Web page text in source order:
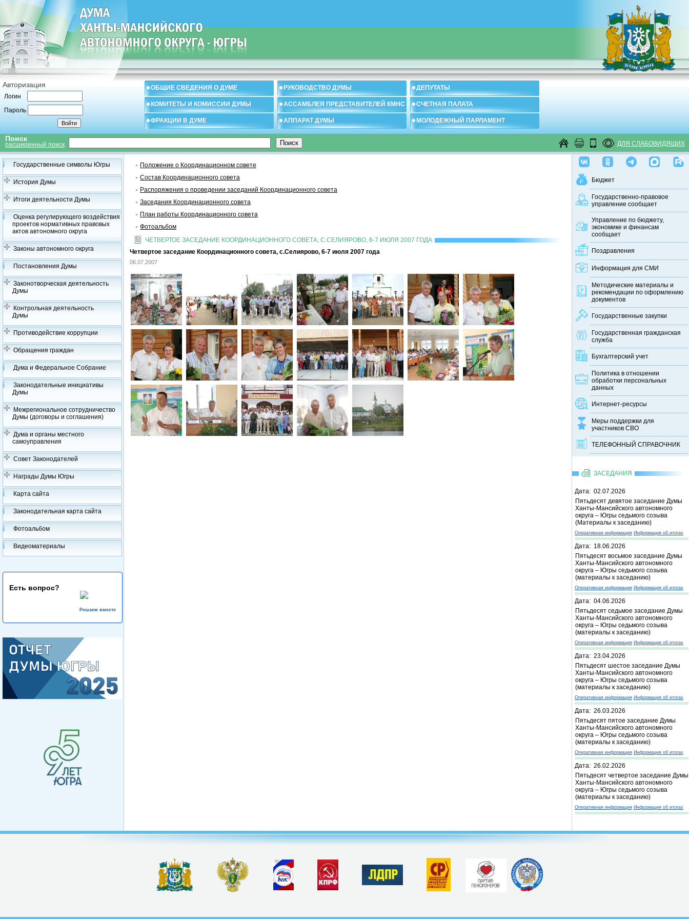
Авторизация
Логин
Пароль
ОБЩИЕ СВЕДЕНИЯ О ДУМЕ РУКОВОДСТВО ДУМЫ ДЕПУТАТЫ
КОМИТЕТЫ И КОМИССИИ ДУМЫ АССАМБЛЕЯ ПРЕДСТАВИТЕЛЕЙ КМНС СЧЕТНАЯ ПАЛАТА
ФРАКЦИИ В ДУМЕ АППАРАТ ДУМЫ МОЛОДЕЖНЫЙ ПАРЛАМЕНТ
Поиск
расширенный поиск ДЛЯ СЛАБОВИДЯЩИХ
Государственные символы Югры
История Думы
Итоги деятельности Думы
Оценка регулирующего воздействия
проектов нормативных правовых
актов автономного округа
Законы автономного округа
Постановления Думы
Законотворческая деятельность
Думы
Контрольная деятельность
Думы
Противодействие коррупции
Обращения граждан
Дума и Федеральное Собрание
Законодательные инициативы
Думы
Межрегиональное сотрудничество
Думы (договоры и соглашения)
Дума и органы местного
самоуправления
Совет Законодателей
Награды Думы Югры
Карта сайта
Законодательная карта сайта
Фотоальбом
Видеоматериалы
Есть вопрос?
Решаем вместе
Бюджет
Государственно-правовое
управление сообщает
Управление по бюджету,
экономике и финансам
сообщает
Поздравления
Информация для СМИ
Методические материалы и
рекомендации по оформлению
документов
Государственные закупки
Государственная гражданская
служба
Бухгалтерский учет
Политика в отношении
обработки персональных
данных
Интернет-ресурсы
Меры поддержки для
участников СВО
ТЕЛЕФОННЫЙ CПРАВОЧНИК
ЗАСЕДАНИЯ
Дата: 02.07.2026
Пятьдесят девятое заседание Думы
Ханты-Мансийского автономного
округа – Югры седьмого созыва
(Материалы к заседанию)
Оперативная информация Информация об итогах
Дата: 18.06.2026
Пятьдесят восьмое заседание Думы
Ханты-Мансийского автономного
округа – Югры седьмого созыва
(материалы к заседанию)
Оперативная информация Информация об итогах
Дата: 04.06.2026
Пятьдесят седьмое заседание Думы
Ханты-Мансийского автономного
округа – Югры седьмого созыва
(материалы к заседанию)
Оперативная информация Информация об итогах
Дата: 23.04.2026
Пятьдесят шестое заседание Думы
Ханты-Мансийского автономного
округа – Югры седьмого созыва
(материалы к заседанию)
Оперативная информация Информация об итогах
Дата: 26.03.2026
Пятьдесят пятое заседание Думы
Ханты-Мансийского автономного
округа – Югры седьмого созыва
(материалы к заседанию)
Оперативная информация Информация об итогах
Дата: 26.02.2026
Пятьдесят четвертое заседание Думы
Ханты-Мансийского автономного
округа – Югры седьмого созыва
(материалы к заседанию)
Оперативная информация Информация об итогах
Положение о Координационном совете
Состав Координационного совета
Распоряжения о проведении заседаний Координационного совета
Заседания Координационного cовета
План работы Координационного совета
Фотоальбом
ЧЕТВЕРТОЕ ЗАСЕДАНИЕ КООРДИНАЦИОННОГО СОВЕТА, С.СЕЛИЯРОВО, 6-7 ИЮЛЯ 2007 ГОДА
Четвертое заседание Координационного совета, с.Селиярово, 6-7 июля 2007 года
06.07.2007